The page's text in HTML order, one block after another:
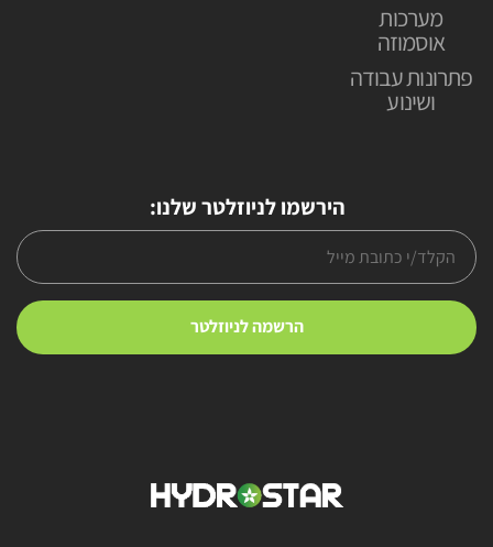
מערכות
אוסמוזה
פתרונות עבודה
ושינוע
הירשמו לניוזלטר שלנו: